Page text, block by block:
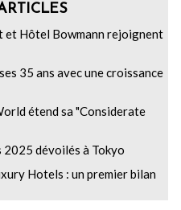
et Hôtel Bowmann rejoignent
35 ans avec une croissance
étend sa "Considerate
2025 dévoilés à Tokyo
Hotels : un premier bilan